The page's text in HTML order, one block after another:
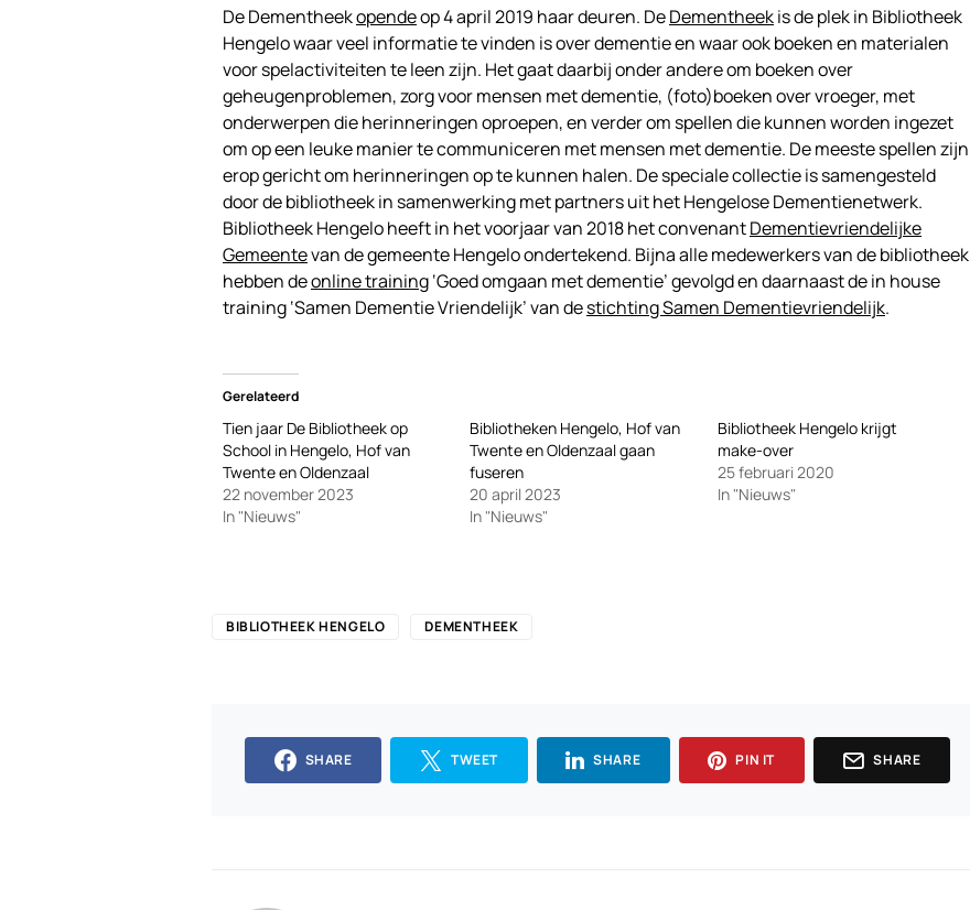
De Dementheekopendeop 4 april 2019 haar deuren. DeDementheekis de plek in Bibliotheek
Hengelo waar veel informatie te vinden is over dementie en waar ook boeken en materialen
voor spelactiviteiten te leen zijn. Het gaat daarbij onder andere om boeken over
geheugenproblemen, zorg voor mensen met dementie, (foto)boeken over vroeger, met
onderwerpen die herinneringen oproepen, en verder om spellen die kunnen worden ingezet
om op een leuke manier te communiceren met mensen met dementie. De meeste spellen zijn
erop gericht om herinneringen op te kunnen halen. De speciale collectie is samengesteld
door de bibliotheek in samenwerking met partners uit het Hengelose Dementienetwerk.
Bibliotheek Hengelo heeft in het voorjaar van 2018 het convenantDementievriendelijke
Gemeentevan de gemeente Hengelo ondertekend. Bijna alle medewerkers van de bibliotheek
hebben deonline training‘Goed omgaan met dementie’ gevolgd en daarnaast de in house
training ‘Samen Dementie Vriendelijk’ van destichting Samen Dementievriendelijk.
Gerelateerd
Tien jaar De Bibliotheek op
School in Hengelo, Hof van
Twente en Oldenzaal
22 november 2023
In "Nieuws"
Bibliotheken Hengelo, Hof van
Twente en Oldenzaal gaan
fuseren
20 april 2023
In "Nieuws"
Bibliotheek Hengelo krijgt
make-over
25 februari 2020
In "Nieuws"
BIBLIOTHEEK HENGELO DEMENTHEEK
SHARE TWEET SHARE PIN IT SHARE